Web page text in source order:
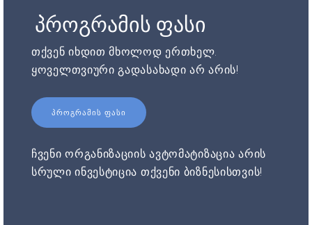
პროგრამის ფასი
თქვენ იხდით მხოლოდ ერთხელ.
ყოველთვიური გადასახადი არ არის!
ᲞᲠᲝᲒᲠᲐᲛᲘᲡ ᲤᲐᲡᲘ
ჩვენი ორგანიზაციის ავტომატიზაცია არის
სრული ინვესტიცია თქვენი ბიზნესისთვის!